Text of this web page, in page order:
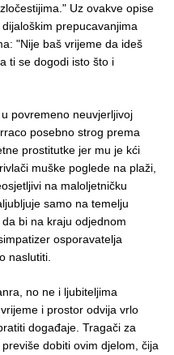
Uz ovakve opise
dijaloškim prepucavanjima
"Nije baš vrijeme da ideš
ti se dogodi isto što i
povremeno neuvjerljivoj
posebno strog prema
prostitutke jer mu je kći
muške poglede na plaži,
na maloljetničku
samo na temelju
bi na kraju odjednom
osporavatelja
naslutiti.
no ne i ljubiteljima
i prostor odvija vrlo
događaje. Tragači za
dobiti ovim djelom, čija